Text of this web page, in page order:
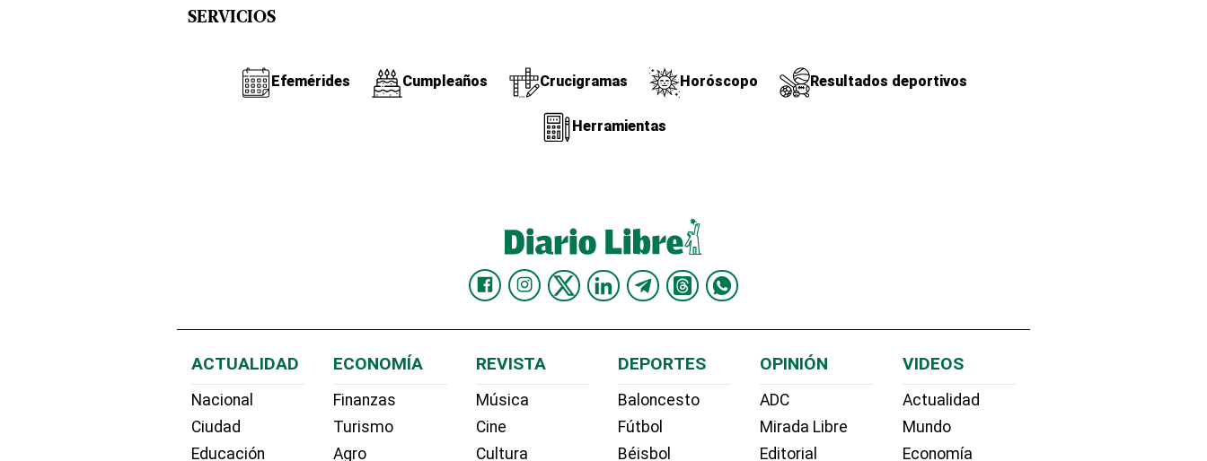
SERVICIOS
Efemérides Cumpleaños Crucigramas Horóscopo Resultados deportivos
Herramientas
ACTUALIDAD
Nacional
Ciudad
Educación
ECONOMÍA
Finanzas
Turismo
Agro
REVISTA
Música
Cine
Cultura
DEPORTES
Baloncesto
Fútbol
Béisbol
OPINIÓN
ADC
Mirada Libre
Editorial
VIDEOS
Actualidad
Mundo
Economía